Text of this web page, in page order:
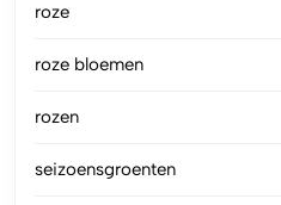
roze
roze bloemen
rozen
seizoensgroenten